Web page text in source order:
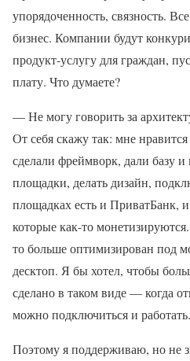
упорядоченность, связность.
бизнес. Компании будут
продукт-услугу для граждан,
плату. Что думаете?
— Не могу говорить за
От себя скажу так: мне
сделали фреймворк, дали базу и
площадки, делать дизайн,
площадках есть и ПриватБанк,
которые как-то
то больше оптимизирован под
десктоп. Я бы хотел, чтобы
сделано в таком виде — когда
можно подключиться и работать.
Поэтому я поддерживаю, но не